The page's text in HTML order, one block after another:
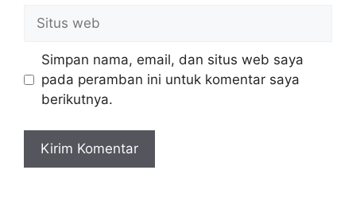
Situs
web
Simpan nama, email, dan situs web saya
pada peramban ini untuk komentar saya
berikutnya.